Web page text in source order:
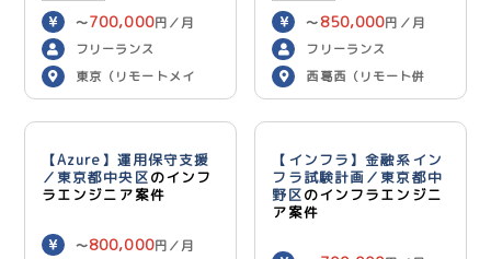
〜700,000円／月
フリーランス
東京（リモートメイ
ン）
〜 850,000円／月
フリーランス
西葛西（リモート併
用）
【Azure】運用保守支援
／東京都中央区のインフ
ラエンジニア案件
〜800,000円／月
【インフラ】金融系イン
フラ試験計画／東京都中
野区のインフラエンジニ
ア案件